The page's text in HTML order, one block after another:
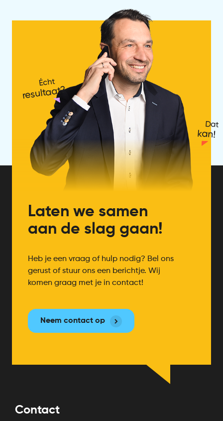
Écht
resultaat?
Dat
kan!
Laten we samen
aan de slag gaan!
Heb je een vraag of hulp nodig? Bel ons
gerust of stuur ons een berichtje. Wij
komen graag met je in contact!
Neem contact op
Contact